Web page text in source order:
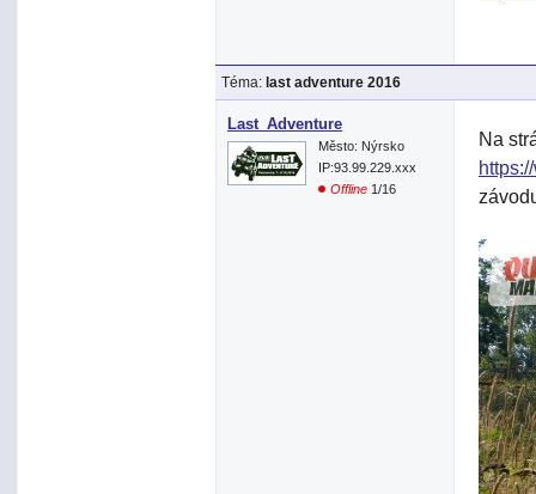
Téma: last adventure 2016
Last_Adventure
Město: Nýrsko
IP:93.99.229.xxx
Offline 1/16
Na